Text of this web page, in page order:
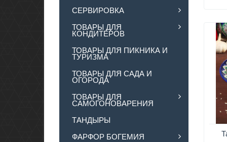
СЕРВИРОВКА
ТОВАРЫ ДЛЯ
КОНДИТЕРОВ
ТОВАРЫ ДЛЯ ПИКНИКА И
ТУРИЗМА
ТОВАРЫ ДЛЯ САДА И
ОГОРОДА
ТОВАРЫ ДЛЯ
САМОГОНОВАРЕНИЯ
ТАНДЫРЫ
ФАРФОР БОГЕМИЯ